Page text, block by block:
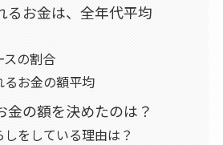
るお金は、全年代平均
スの割合
るお金の額平均
金の額を決めたのは？
しをしている理由は？